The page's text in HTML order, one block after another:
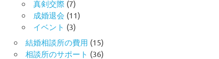
真剣交際(7)
成婚退会 (11)
イベント (3)
結婚相談所の費用 (15)
相談所のサポート (36)